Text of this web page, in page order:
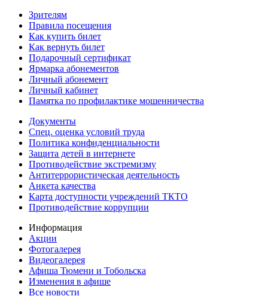
Зрителям
Правила посещения
Как купить билет
Как вернуть билет
Подарочный сертификат
Ярмарка абонементов
Личный абонемент
Личный кабинет
Памятка по профилактике мошенничества
Документы
Спец. оценка условий труда
Политика конфиденциальности
Защита детей в интернете
Противодействие экстремизму
Антитеррористическая деятельность
Анкета качества
Карта доступности учреждений ТКТО
Противодействие коррупции
Информация
Акции
Фотогалерея
Видеогалерея
Афиша Тюмени и Тобольска
Изменения в афише
Все новости